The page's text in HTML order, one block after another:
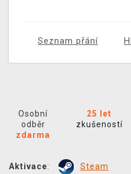
Seznam přání
Osobní
odběr
zdarma
25 let
zkušeností
Aktivace: Steam